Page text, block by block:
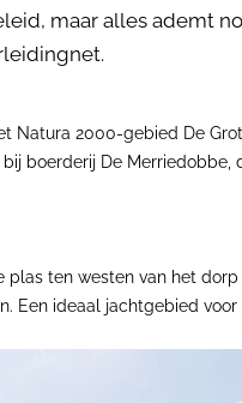
maar alles ademt
Natura 2000-gebied De
boerderij De
ten westen van het
Een ideaal jachtgebied